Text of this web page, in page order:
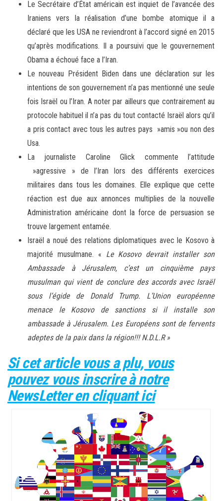
Le Secrétaire d’État américain est inquiet de l’avancée des
Iraniens vers la réalisation d’une bombe atomique il a
déclaré que les USA ne reviendront à l’accord signé en 2015
qu’après modifications. Il a poursuivi que le gouvernement
Obama a échoué face a l’Iran.
Le nouveau Président Biden dans une déclaration sur les
intentions de son gouvernement n’a pas mentionné une seule
fois Israël ou l’Iran. A noter par ailleurs que contrairement au
protocole habituel il n’a pas du tout contacté Israël alors qu’il
a pris contact avec tous les autres pays »amis »ou non des
Usa.
La journaliste Caroline Glick commente l’attitude
»agressive » de l’Iran lors des différents exercices
militaires dans tous les domaines. Elle explique que cette
réaction est due aux annonces multiplies de la nouvelle
Administration américaine dont la force de persuasion se
trouve largement entamée.
Israël a noué des relations diplomatiques avec le Kosovo à
majorité musulmane. « Le Kosovo devrait installer son
Ambassade à Jérusalem, c’est un cinquième pays
musulman qui vient de conclure des accords avec Israël
sous l’égide de Donald Trump. L’Union européenne
menace le Kosovo de sanctions si il installe son
ambassade à Jérusalem. Les Européens sont de fervents
adeptes de la paix dans la région!!! N.D.L.R »
Si cet article vous a plu, vous
pouvez vous inscrire à notre
NewsLetter en cliquant ici